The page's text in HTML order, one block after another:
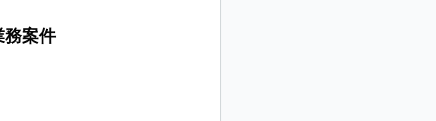
務案件